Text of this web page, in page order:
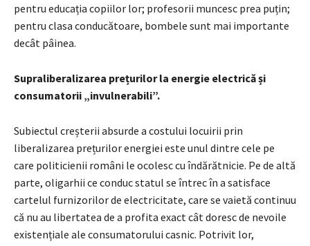
pentru educația copiilor lor; profesorii muncesc prea puțin;
pentru clasa conducătoare, bombele sunt mai importante
decât pâinea.
Supraliberalizarea prețurilor la energie electrică și
consumatorii „invulnerabili”.
Subiectul creșterii absurde a costului locuirii prin
liberalizarea prețurilor energiei este unul dintre cele pe
care politicienii români le ocolesc cu îndărătnicie. Pe de altă
parte, oligarhii ce conduc statul se întrec în a satisface
cartelul furnizorilor de electricitate, care se vaietă continuu
că nu au libertatea de a profita exact cât doresc de nevoile
existențiale ale consumatorului casnic. Potrivit lor,